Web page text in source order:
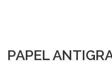
PAPEL